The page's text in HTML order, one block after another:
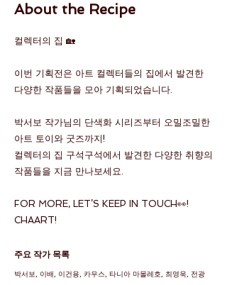
About the Recipe
컬렉터의 집 🏡
이번 기획전은 아트 컬렉터들의 집에서 발견한
다양한 작품들을 모아 기획되었습니다.
박서보 작가님의 단색화 시리즈부터 오밀조밀한
아트 토이와 굿즈까지!
컬렉터의 집 구석구석에서 발견한 다양한 취향의
작품들을 지금 만나보세요.
FOR MORE, LET’S KEEP IN TOUCH👀!
CHAART!
​주요 작가 목록
박서보, 이배, 이건용, 카우스, 타니아 마몰레호, 최영욱, 전광